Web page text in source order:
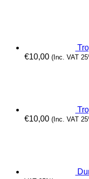
€10,00 (Inc. VAT
€10,00 (Inc. VAT